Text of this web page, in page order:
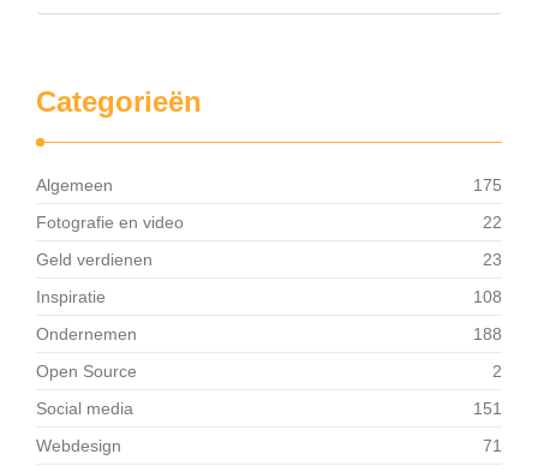
bedrijven sindsdien klant van Carefree Hosting. Waarom
Categorieën
Algemeen
175
Fotografie en video
22
Geld verdienen
23
Inspiratie
108
Ondernemen
188
Open Source
2
Social media
151
Webdesign
71